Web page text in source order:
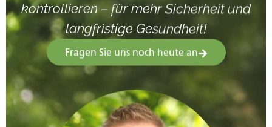
Fragen Sie uns noch heute an